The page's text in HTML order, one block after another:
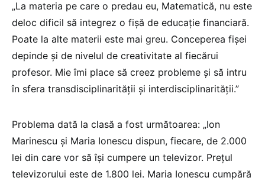
„La materia pe care o predau eu, Matematică, nu este
deloc dificil să integrez o fișă de educație financiară.
Poate la alte materii este mai greu. Conceperea fișei
depinde și de nivelul de creativitate al fiecărui
profesor. Mie îmi place să creez probleme și să intru
în sfera transdisciplinarității și interdisciplinarității.”
Problema dată la clasă a fost următoarea: „Ion
Marinescu și Maria Ionescu dispun, fiecare, de 2.000
lei din care vor să își cumpere un televizor. Prețul
televizorului este de 1.800 lei. Maria Ionescu cumpără